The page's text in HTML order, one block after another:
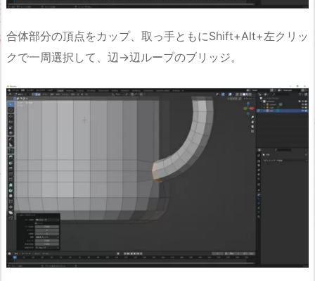
合体部分の頂点をカップ、取っ手ともにShift+Alt+左クリッ
クで一周選択して、辺→辺ループのブリッジ。